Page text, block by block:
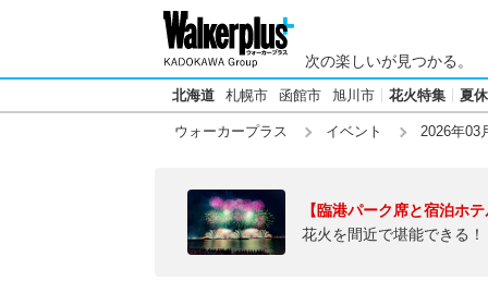
次の楽しいが見つかる。
北海道 札幌市 函館市 旭川市 花火特集 夏
ウォーカープラス イベント 2026年03
【臨港パーク席と宿泊ホ
花火を間近で堪能できる